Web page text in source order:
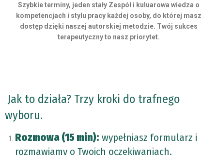
Szybkie terminy, jeden stały Zespół i kuluarowa wiedza o
kompetencjach i stylu pracy każdej osoby, do której masz
dostęp dzięki naszej autorskiej metodzie. Twój sukces
terapeutyczny to nasz priorytet.
Jak to działa? Trzy kroki do trafnego
wyboru.
Rozmowa (15 min): wypełniasz formularz i
rozmawiamy o Twoich oczekiwaniach.